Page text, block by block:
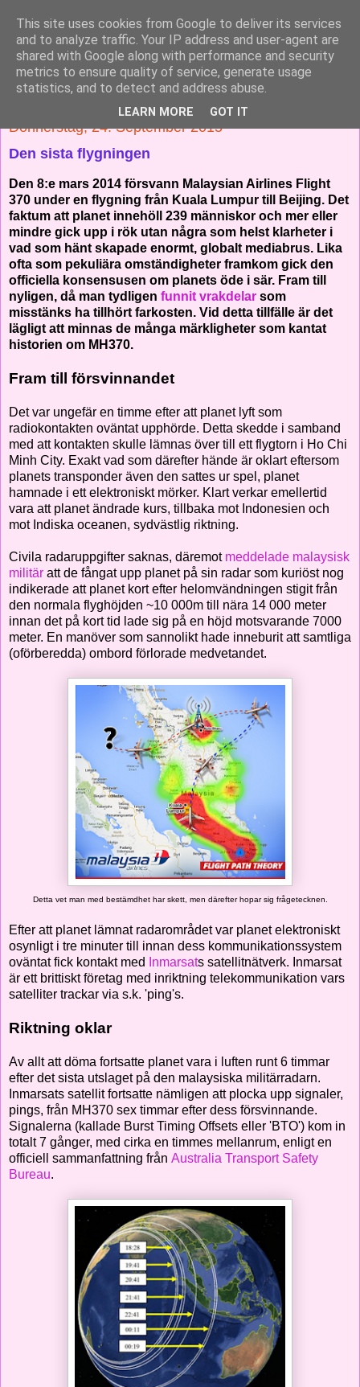
Solnedgång
Skärskådning av en mystisk värld
Donnerstag, 24. September 2015
Den sista flygningen
Den 8:e mars 2014 försvann Malaysian Airlines Flight
370 under en flygning från Kuala Lumpur till Beijing. Det
faktum att planet innehöll 239 människor och mer eller
mindre gick upp i rök utan några som helst klarheter i
vad som hänt skapade enormt, globalt mediabrus. Lika
ofta som pekuliära omständigheter framkom gick den
officiella konsensusen om planets öde i sär. Fram till
nyligen, då man tydligen funnit vrakdelar som
misstänks ha tillhört farkosten. Vid detta tillfälle är det
lägligt att minnas de många märkligheter som kantat
historien om MH370.
Fram till försvinnandet
Det var ungefär en timme efter att planet lyft som
radiokontakten oväntat upphörde. Detta skedde i samband
med att kontakten skulle lämnas över till ett flygtorn i Ho Chi
Minh City. Exakt vad som därefter hände är oklart eftersom
planets transponder även den sattes ur spel, planet
hamnade i ett elektroniskt mörker. Klart verkar emellertid
vara att planet ändrade kurs, tillbaka mot Indonesien och
mot Indiska oceanen, sydvästlig riktning.
Civila radaruppgifter saknas, däremot meddelade malaysisk
militär att de fångat upp planet på sin radar som kuriöst nog
indikerade att planet kort efter helomvändningen stigit från
den normala flyghöjden ~10 000m till nära 14 000 meter
innan det på kort tid lade sig på en höjd motsvarande 7000
meter. En manöver som sannolikt hade inneburit att samtliga
(oförberedda) ombord förlorade medvetandet.
Detta vet man med bestämdhet har skett, men därefter hopar sig frågetecknen.
Efter att planet lämnat radarområdet var planet elektroniskt
osynligt i tre minuter till innan dess kommunikationssystem
oväntat fick kontakt med
Inmarsats satellitnätverk. Inmarsat
är ett brittiskt företag med inriktning telekommunikation vars
satelliter trackar via s.k. 'ping's.
Riktning oklar
Av allt att döma fortsatte planet vara i luften runt 6 timmar
efter det sista utslaget på den malaysiska militärradarn.
Inmarsats satellit fortsatte nämligen att plocka upp signaler,
pings, från MH370 sex timmar efter dess försvinnande.
Signalerna (kallade Burst Timing Offsets eller 'BTO') kom in
totalt 7 gånger, med cirka en timmes mellanrum, enligt en
officiell sammanfattning från Australia Transport Safety
Bureau.
This site uses cookies from Google to deliver its services
and to analyze traffic. Your IP address and user-agent are
shared with Google along with performance and security
metrics to ensure quality of service, generate usage
statistics, and to detect and address abuse.
LEARN MORE GOT IT